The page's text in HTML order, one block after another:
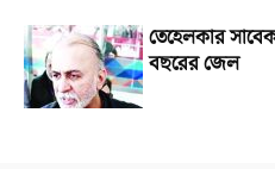
তেহেলকার
বছরের জেল